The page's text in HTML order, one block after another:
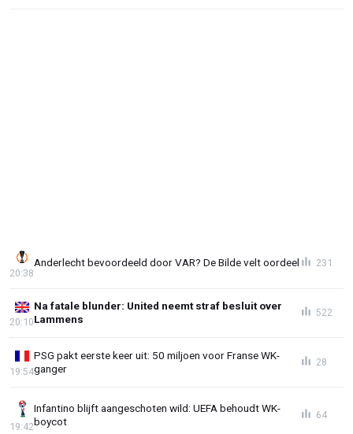
Anderlecht bevoordeeld door VAR? De Bilde velt oordeel
20:38
231
Na fatale blunder: United neemt straf besluit over
Lammens
20:10
522
PSG pakt eerste keer uit: 50 miljoen voor Franse WK-
ganger
19:54
28
Infantino blijft aangeschoten wild: UEFA behoudt WK-
boycot
19:42
64